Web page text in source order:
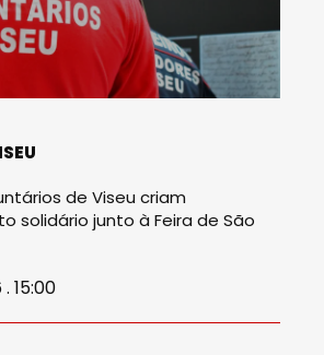
de Viseu criam
solidário junto à Feira de São
15:00